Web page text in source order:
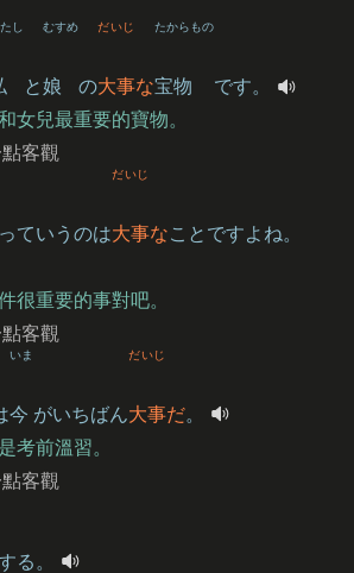
し
と娘
むすめ
の大事
だいじ
な宝物
たからもの
です。
女兒最重要的寶物。
客觀
ていうのは大事
だいじ
なことですよね。
很重要的事對吧。
客觀
今
いま
がいちばん大事
だいじ
だ。
考前溫習。
客觀
る。